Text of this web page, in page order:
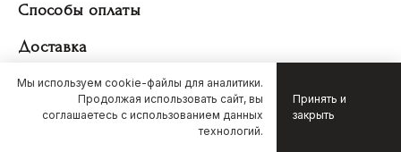
связаться с нами
Способы оплаты
Доставка
Гарантия
Возврат товара
Мы используем cookie-файлы для аналитики.
Продолжая использовать сайт, вы
соглашаетесь с использованием данных
технологий.
Принять и
закрыть